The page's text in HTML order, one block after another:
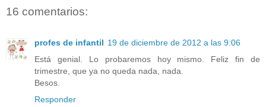
16 comentarios:
profes de infantil 19 de diciembre de 2012 a las 9:06
Está genial. Lo probaremos hoy mismo. Feliz fin de
trimestre, que ya no queda nada, nada.
Besos.
Responder